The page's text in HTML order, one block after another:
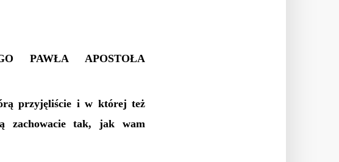
PAWŁA APOSTOŁA
przyjęliście i w której też
zachowacie tak, jak wam